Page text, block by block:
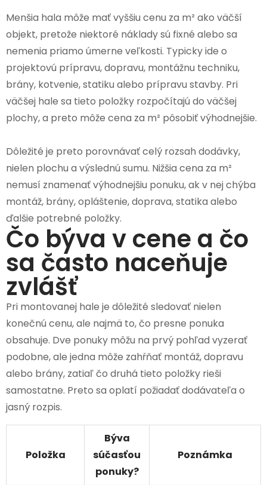
Menšia hala môže mať vyššiu cenu za m² ako väčší
objekt, pretože niektoré náklady sú fixné alebo sa
nemenia priamo úmerne veľkosti. Typicky ide o
projektovú prípravu, dopravu, montážnu techniku,
brány, kotvenie, statiku alebo prípravu stavby. Pri
väčšej hale sa tieto položky rozpočítajú do väčšej
plochy, a preto môže cena za m² pôsobiť výhodnejšie.
Dôležité je preto porovnávať celý rozsah dodávky,
nielen plochu a výslednú sumu. Nižšia cena za m²
nemusí znamenať výhodnejšiu ponuku, ak v nej chýba
montáž, brány, opláštenie, doprava, statika alebo
ďalšie potrebné položky.
Čo býva v cene a čo
sa často naceňuje
zvlášť
Pri montovanej hale je dôležité sledovať nielen
konečnú cenu, ale najmä to, čo presne ponuka
obsahuje. Dve ponuky môžu na prvý pohľad vyzerať
podobne, ale jedna môže zahŕňať montáž, dopravu
alebo brány, zatiaľ čo druhá tieto položky rieši
samostatne. Preto sa oplatí požiadať dodávateľa o
jasný rozpis.
Položka
Býva
súčasťou
ponuky?
Poznámka